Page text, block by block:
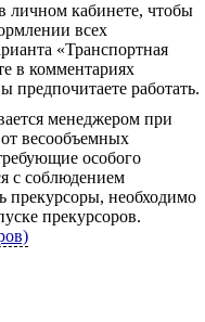
личном кабинете, чтобы
всех
«Транспортная
в комментариях
работать.
менеджером при
весообъемных
особого
с соблюдением
прекурсоры, необходимо
прекурсоров.